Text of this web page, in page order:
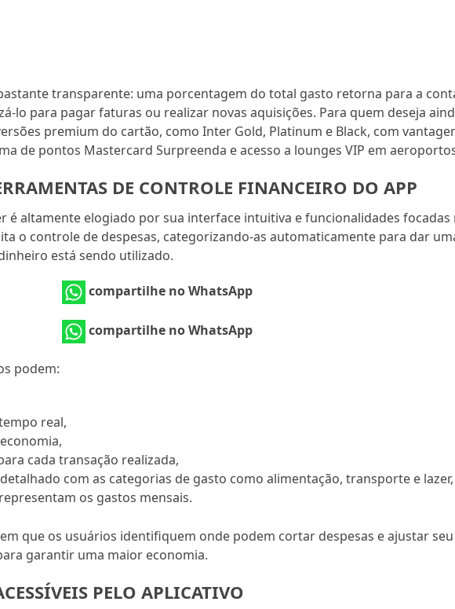
transparente: uma porcentagem do total gasto retorna para a
lo para pagar faturas ou realizar novas aquisições. Para quem deseja
premium do cartão, como Inter Gold, Platinum e Black, com
de pontos Mastercard Surpreenda e acesso a lounges VIP em
DE CONTROLE FINANCEIRO DO APP
é altamente elogiado por sua interface intuitiva e funcionalidades focadas
o controle de despesas, categorizando-as automaticamente para dar
está sendo utilizado.
compartilhe no WhatsApp
compartilhe no WhatsApp
podem:
real,
cada transação realizada,
com as categorias de gasto como alimentação, transporte e lazer,
os gastos mensais.
que os usuários identifiquem onde podem cortar despesas e ajustar seu
garantir uma maior economia.
PELO APLICATIVO